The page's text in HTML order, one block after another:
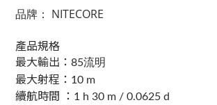
品牌： NITECORE
產品規格
最大輸出： 85流明
最大射程： 10 m
續航時間 ： 1 h 30 m / 0.0625 d